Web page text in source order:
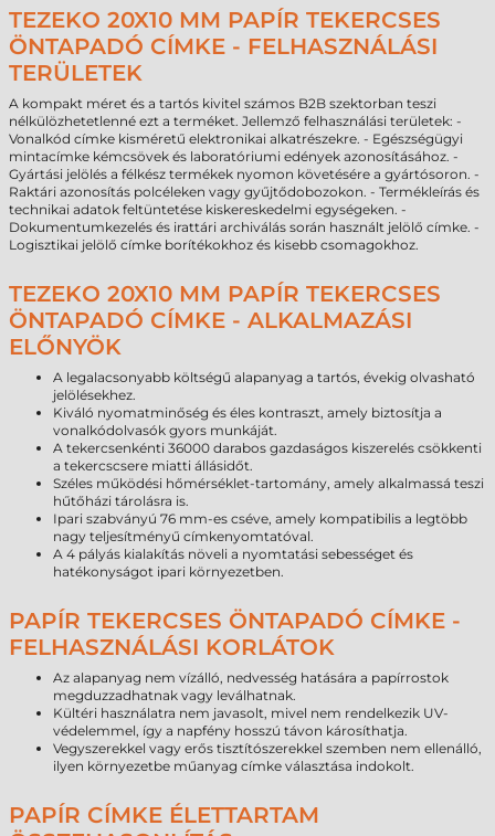
TEZEKO 20X10 MM PAPÍR TEKERCSES
ÖNTAPADÓ CÍMKE - FELHASZNÁLÁSI
TERÜLETEK
A kompakt méret és a tartós kivitel számos B2B szektorban teszi
nélkülözhetetlenné ezt a terméket. Jellemző felhasználási területek: -
Vonalkód címke kisméretű elektronikai alkatrészekre. - Egészségügyi
mintacímke kémcsövek és laboratóriumi edények azonosításához. -
Gyártási jelölés a félkész termékek nyomon követésére a gyártósoron. -
Raktári azonosítás polcéleken vagy gyűjtődobozokon. - Termékleírás és
technikai adatok feltüntetése kiskereskedelmi egységeken. -
Dokumentumkezelés és irattári archiválás során használt jelölő címke. -
Logisztikai jelölő címke borítékokhoz és kisebb csomagokhoz.
TEZEKO 20X10 MM PAPÍR TEKERCSES
ÖNTAPADÓ CÍMKE - ALKALMAZÁSI
ELŐNYÖK
A legalacsonyabb költségű alapanyag a tartós, évekig olvasható
jelölésekhez.
Kiváló nyomatminőség és éles kontraszt, amely biztosítja a
vonalkódolvasók gyors munkáját.
A tekercsenkénti 36000 darabos gazdaságos kiszerelés csökkenti
a tekercscsere miatti állásidőt.
Széles működési hőmérséklet-tartomány, amely alkalmassá teszi
hűtőházi tárolásra is.
Ipari szabványú 76 mm-es cséve, amely kompatibilis a legtöbb
nagy teljesítményű címkenyomtatóval.
A 4 pályás kialakítás növeli a nyomtatási sebességet és
hatékonyságot ipari környezetben.
PAPÍR TEKERCSES ÖNTAPADÓ CÍMKE -
FELHASZNÁLÁSI KORLÁTOK
Az alapanyag nem vízálló, nedvesség hatására a papírrostok
megduzzadhatnak vagy leválhatnak.
Kültéri használatra nem javasolt, mivel nem rendelkezik UV-
védelemmel, így a napfény hosszú távon károsíthatja.
Vegyszerekkel vagy erős tisztítószerekkel szemben nem ellenálló,
ilyen környezetbe műanyag címke választása indokolt.
PAPÍR CÍMKE ÉLETTARTAM